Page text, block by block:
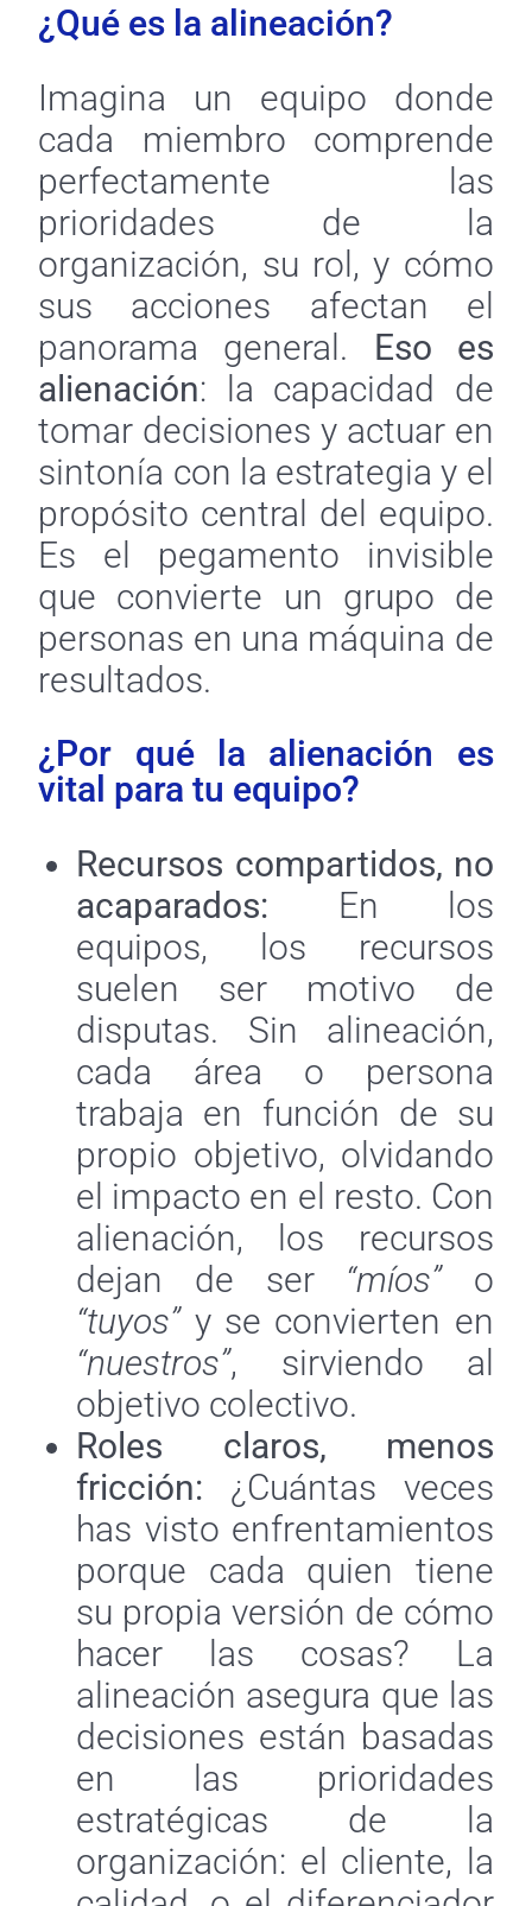
¿Qué es la alineación?
Imagina un equipo donde
cada miembro comprende
perfectamente las
prioridades de la
organización, su rol, y cómo
sus acciones afectan el
panorama general. Eso es
alienación: la capacidad de
tomar decisiones y actuar en
sintonía con la estrategia y el
propósito central del equipo.
Es el pegamento invisible
que convierte un grupo de
personas en una máquina de
resultados.
¿Por qué la alienación es
vital para tu equipo?
Recursos compartidos, no
acaparados: En los
equipos, los recursos
suelen ser motivo de
disputas. Sin alineación,
cada área o persona
trabaja en función de su
propio objetivo, olvidando
el impacto en el resto. Con
alienación, los recursos
dejan de ser “míos”o
“tuyos”y se convierten en
“nuestros”, sirviendo al
objetivo colectivo.
Roles claros, menos
fricción: ¿Cuántas veces
has visto enfrentamientos
porque cada quien tiene
su propia versión de cómo
hacer las cosas? La
alineación asegura que las
decisiones están basadas
en las prioridades
estratégicas de la
organización: el cliente, la